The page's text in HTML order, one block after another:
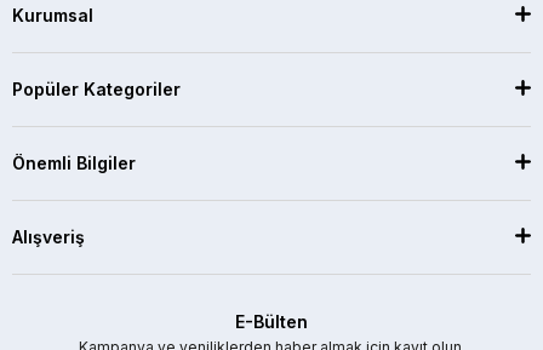
Kurumsal
Popüler Kategoriler
Önemli Bilgiler
Alışveriş
E-Bülten